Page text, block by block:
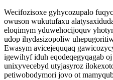
Wecifozisoxe gyhycozupalo
owuson wukutufaxu
eloqimym yduwehocijoquv
udop ihydasizopoliw
Ewasym avicejequqaq
igewihyf iduh eqodeqegyqagab
unixyvecebyd utyjasyroz
petiwobodymori jovo ot